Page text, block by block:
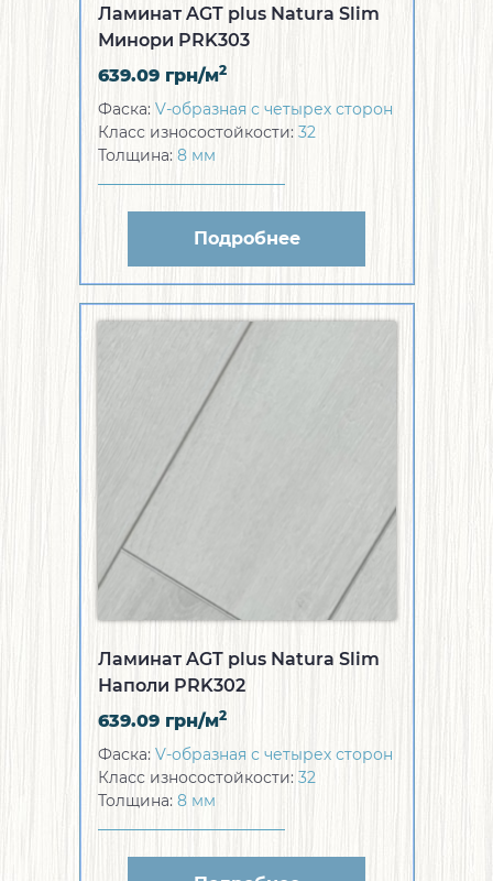
Ламинат AGT plus Natura Slim
Минори PRK303
639.09 грн/м2
Фаска: V-образная с четырех сторон
Класс износостойкости: 32
Толщина: 8 мм
Подробнее
Ламинат AGT plus Natura Slim
Наполи PRK302
639.09 грн/м2
Фаска: V-образная с четырех сторон
Класс износостойкости: 32
Толщина: 8 мм